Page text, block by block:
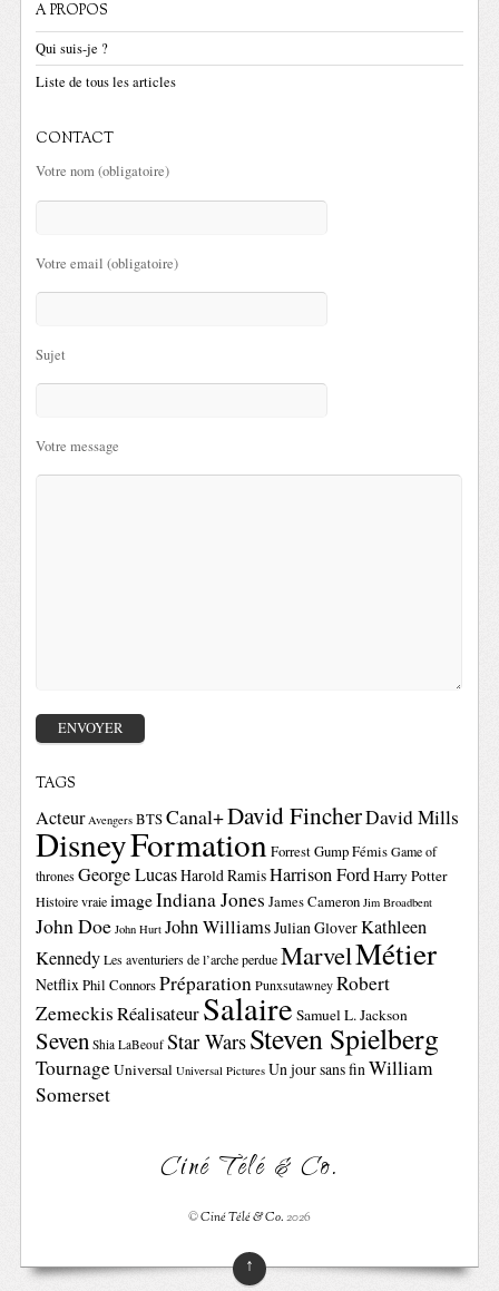
A PROPOS
Qui suis-je ?
Liste de tous les articles
CONTACT
Votre nom (obligatoire)
Votre email (obligatoire)
Sujet
Votre message
TAGS
Acteur Avengers BTSCanal+David FincherDavid Mills
DisneyFormationForrest GumpFémis Game of
thrones George LucasHarold RamisHarrison FordHarry Potter
Histoire vraie imageIndiana Jones James Cameron Jim Broadbent
John Doe John Hurt John WilliamsJulian GloverKathleen
Kennedy Les aventuriers de l’arche perdue MarvelMétier
NetflixPhil ConnorsPréparation Punxsutawney Robert
ZemeckisRéalisateurSalaire Samuel L. Jackson
Seven Shia LaBeouf Star WarsSteven Spielberg
TournageUniversal Universal Pictures Un jour sans finWilliam
Somerset
Ciné Télé & Co.
©Ciné Télé & Co.2026
↑